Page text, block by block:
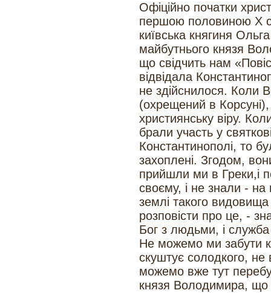
Офіційно початки
першою половиною Х
київська княгиня
майбутнього князя
що свідчить нам
відвідала
не здійснилося. Коли
(охрещений в Корсуні),
християнську віру.
брали участь у
Константинополі, то
захоплені. Згодом,
прийшли ми в Греки,і
своєму, і не знали -
землі такого видовища
розповісти про це, -
Бог з людьми, і служба
Не можемо ми забути
скуштує солодкого, не
можемо вже тут
князя Володимира, що